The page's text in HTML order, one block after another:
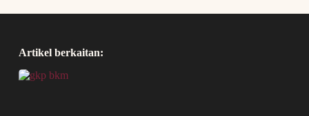
Artikel berkaitan: